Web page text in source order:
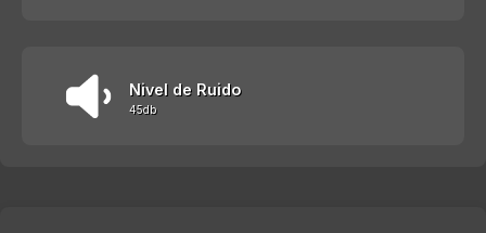
Nivel de Ruido
45db